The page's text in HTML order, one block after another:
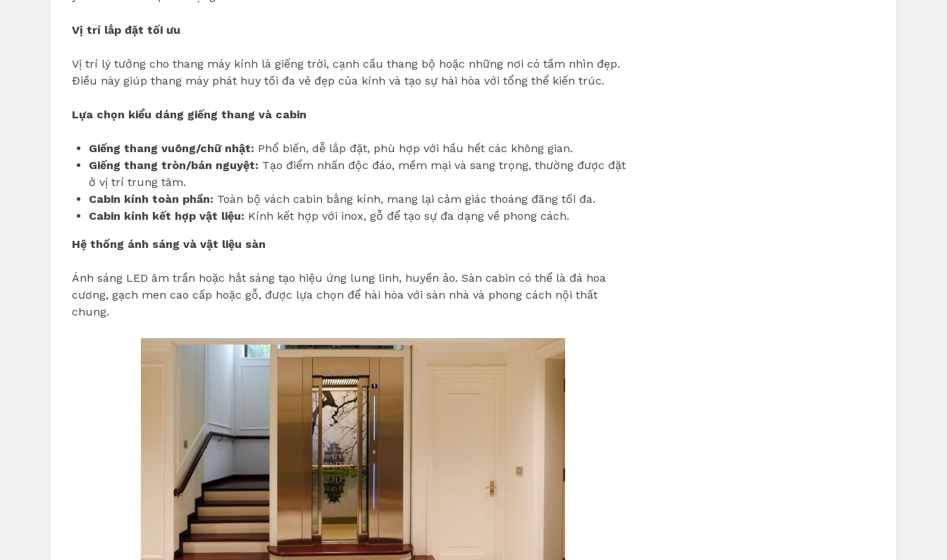
Vị trí lắp đặt tối ưu
Vị trí lý tưởng cho thang máy kính là giếng trời, cạnh cầu thang bộ hoặc những nơi có tầm nhìn đẹp.
Điều này giúp thang máy phát huy tối đa vẻ đẹp của kính và tạo sự hài hòa với tổng thể kiến trúc.
Lựa chọn kiểu dáng giếng thang và cabin
Giếng thang vuông/chữ nhật: Phổ biến, dễ lắp đặt, phù hợp với hầu hết các không gian.
Giếng thang tròn/bán nguyệt: Tạo điểm nhấn độc đáo, mềm mại và sang trọng, thường được đặt
ở vị trí trung tâm.
Cabin kính toàn phần: Toàn bộ vách cabin bằng kính, mang lại cảm giác thoáng đãng tối đa.
Cabin kính kết hợp vật liệu: Kính kết hợp với inox, gỗ để tạo sự đa dạng về phong cách.
Hệ thống ánh sáng và vật liệu sàn
Ánh sáng LED âm trần hoặc hắt sáng tạo hiệu ứng lung linh, huyền ảo. Sàn cabin có thể là đá hoa
cương, gạch men cao cấp hoặc gỗ, được lựa chọn để hài hòa với sàn nhà và phong cách nội thất
chung.